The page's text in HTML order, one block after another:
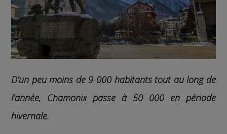
D’un peu moins de 9 000 habitants tout au long de
l’année, Chamonix passe à 50 000 en période
hivernale.